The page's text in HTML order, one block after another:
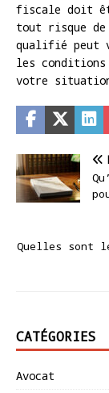
fiscale doit
tout risque de
qualifié peut
les
votre
Quelles sont
CATÉGORIES
Avocat